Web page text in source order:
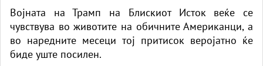
Војната на Трамп на Блискиот Исток веќе се
чувствува во животите на обичните Американци, а
во наредните месеци тој притисок веројатно ќе
биде уште посилен.